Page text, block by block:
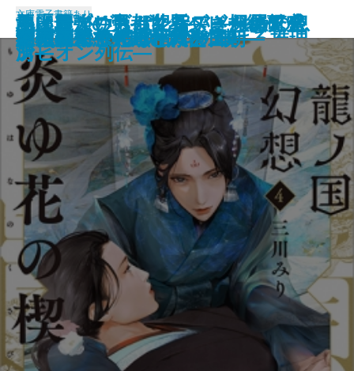
罪の壁
ネイティヴ・サン―アメリカの息
子―
チーズ屋マージュのとろける推理
首里の馬
犬も食わない
まぼろしの城
魚は粗がいちばん旨い―粗屋繁盛
記―
モナドの領域
すばらしい暗闇世界
我は景祐―幕末仙台流星伝―
文庫電子書籍あり
龍ノ国幻想4 炎ゆ花の楔
悪い麗人―帝都マユズミ探偵研究
所―
美麗島プリズム紀行―きらめく台
湾―
継体天皇―分断された王朝―
月桃夜
約束の果て―黒と紫の国―
ザ・ロイヤルファミリー
地上最強の男―世界ヘビー級チャ
ンピオン列伝―
いちねんかん
冬の霧―へんろ宿 巻二―